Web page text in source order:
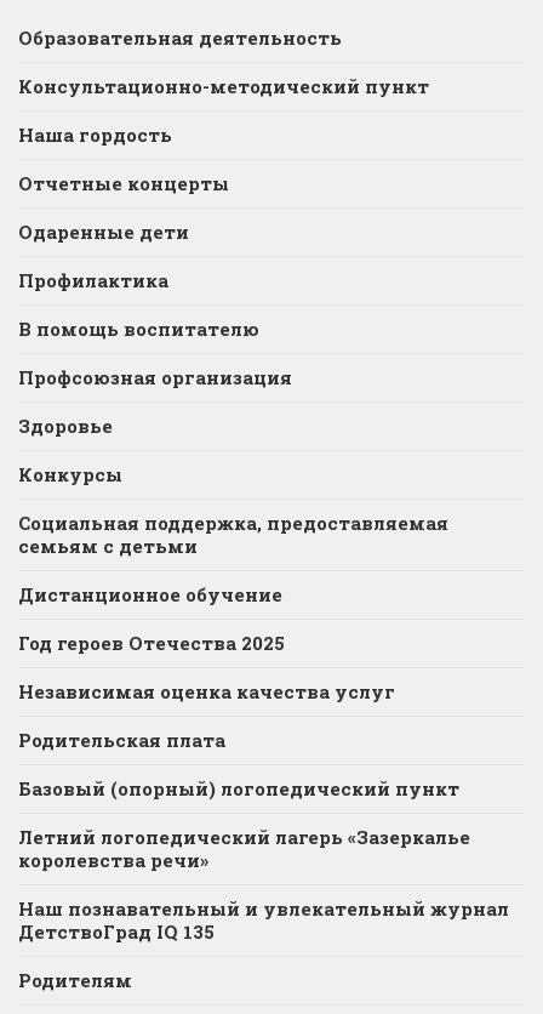
Образовательная деятельность
Консультационно-методический пункт
Наша гордость
Отчетные концерты
Одаренные дети
Профилактика
В помощь воспитателю
Профсоюзная организация
Здоровье
Конкурсы
Социальная поддержка, предоставляемая
семьям с детьми
Дистанционное обучение
Год героев Отечества 2025
Независимая оценка качества услуг
Родительская плата
Базовый (опорный) логопедический пункт
Летний логопедический лагерь «Зазеркалье
королевства речи»
Наш познавательный и увлекательный журнал
ДетствоГрад IQ 135
Родителям